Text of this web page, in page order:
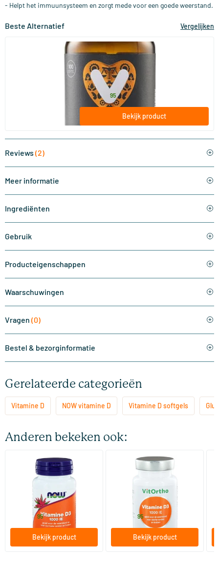
- Helpt het immuunsysteem en zorgt mede voor een goede weerstand.
Beste Alternatief Vergelijken
(155)
Super D3 25 mcg vitamine D
100/​250 softgels
Vitaminstore
vanaf13 .95
Bekijk product
Reviews (2)
Meer informatie
Ingrediënten
Gebruik
Producteigenschappen
Waarschuwingen
Vragen (0)
Bestel & bezorginformatie
Gerelateerde categorieën
Vitamine D NOW vitamine D Vitamine D softgels
Anderen bekeken ook:
(4)
Vitamine D3 1000 IE
90/​180/​360 softgels
9.95
Bekijk product
Vitamine D3 1000 IE
60/​120 softgels
Vitortho
7 .95
Bekijk product